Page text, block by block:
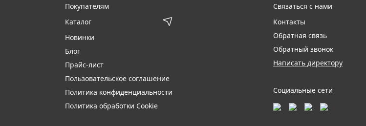
Покупателям
Каталог
Новинки
Блог
Прайс-лист
Пользовательское соглашение
Политика конфиденциальности
Политика обработки Cookie
Связаться с нами
Контакты
Обратная связь
Обратный звонок
Написать директору
Социальные сети